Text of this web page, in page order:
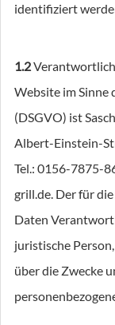
identifiziert
1.2
Website im
(DSGVO) ist
Albert-Einstein-
Tel.: 0156-7875-
grill.de. Der für
Daten
juristische
über die Zwecke